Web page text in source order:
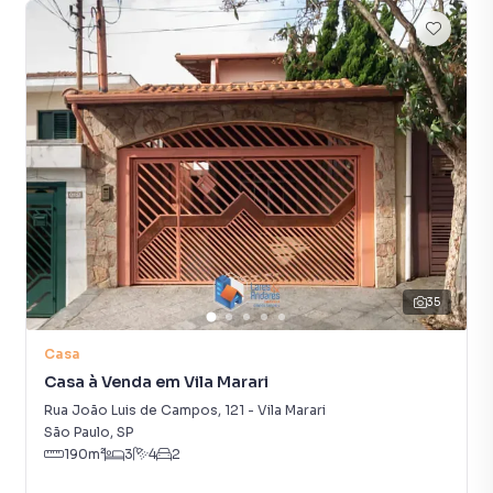
espaço de sobra para cada membro da família. Além disso
aceita financiamento o que possibilita ao comprador uma
negociação facilitada. Aproveite a oportunidade de viver
em uma das regiões mais desejadas do Sudeste do Brasil.
Encante-se com esta oportunidade rara de morar perto de
tudo o que São Paulo tem a oferecer sem abrir mão de sua
tranquilidade. Entre em contato para agendar uma visita e
conhecer pessoalmente essa excelente casa. Preço e
disponibilidade do imóvel sujeitos a alteração sem aviso
prévio.
Características:
• Portaria
35
Casa
Casa à Venda em Vila Marari
Rua João Luis de Campos, 121 - Vila Marari
São Paulo, SP
190m² 3 4 2